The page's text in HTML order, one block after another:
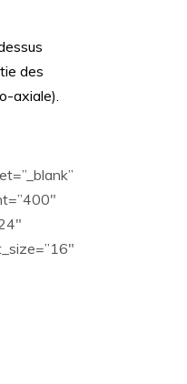
des
axiale).